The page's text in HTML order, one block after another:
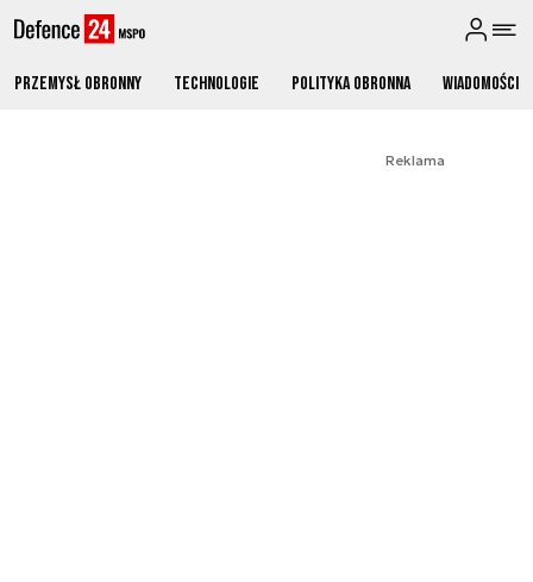
Przemysł obronny Technologie Polityka obronna Wiadomości
Reklama